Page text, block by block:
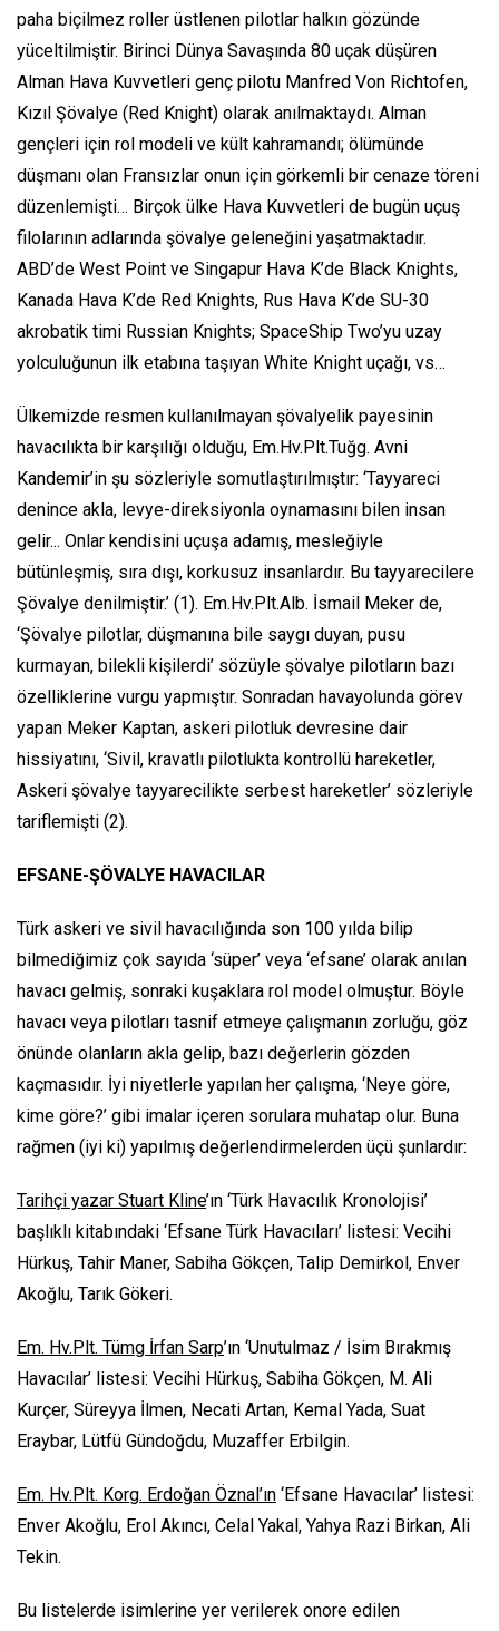
paha biçilmez roller üstlenen pilotlar halkın gözünde
yüceltilmiştir. Birinci Dünya Savaşında 80 uçak düşüren
Alman Hava Kuvvetleri genç pilotu Manfred Von Richtofen,
Kızıl Şövalye (Red Knight) olarak anılmaktaydı. Alman
gençleri için rol modeli ve kült kahramandı; ölümünde
düşmanı olan Fransızlar onun için görkemli bir cenaze töreni
düzenlemişti… Birçok ülke Hava Kuvvetleri de bugün uçuş
filolarının adlarında şövalye geleneğini yaşatmaktadır.
ABD’de West Point ve Singapur Hava K’de Black Knights,
Kanada Hava K’de Red Knights, Rus Hava K’de SU-30
akrobatik timi Russian Knights; SpaceShip Two’yu uzay
yolculuğunun ilk etabına taşıyan White Knight uçağı, vs…
Ülkemizde resmen kullanılmayan şövalyelik payesinin
havacılıkta bir karşılığı olduğu, Em.Hv.Plt.Tuğg. Avni
Kandemir’in şu sözleriyle somutlaştırılmıştır: ‘Tayyareci
denince akla, levye-direksiyonla oynamasını bilen insan
gelir... Onlar kendisini uçuşa adamış, mesleğiyle
bütünleşmiş, sıra dışı, korkusuz insanlardır. Bu tayyarecilere
Şövalye denilmiştir.’ (1). Em.Hv.Plt.Alb. İsmail Meker de,
‘Şövalye pilotlar, düşmanına bile saygı duyan, pusu
kurmayan, bilekli kişilerdi’ sözüyle şövalye pilotların bazı
özelliklerine vurgu yapmıştır. Sonradan havayolunda görev
yapan Meker Kaptan, askeri pilotluk devresine dair
hissiyatını, ‘Sivil, kravatlı pilotlukta kontrollü hareketler,
Askeri şövalye tayyarecilikte serbest hareketler’ sözleriyle
tariflemişti (2).
EFSANE-ŞÖVALYE HAVACILAR
Türk askeri ve sivil havacılığında son 100 yılda bilip
bilmediğimiz çok sayıda ‘süper’ veya ‘efsane’ olarak anılan
havacı gelmiş, sonraki kuşaklara rol model olmuştur. Böyle
havacı veya pilotları tasnif etmeye çalışmanın zorluğu, göz
önünde olanların akla gelip, bazı değerlerin gözden
kaçmasıdır. İyi niyetlerle yapılan her çalışma, ‘Neye göre,
kime göre?’ gibi imalar içeren sorulara muhatap olur. Buna
rağmen (iyi ki) yapılmış değerlendirmelerden üçü şunlardır:
Tarihçi yazar Stuart Kline’ın ‘Türk Havacılık Kronolojisi’
başlıklı kitabındaki ‘Efsane Türk Havacıları’ listesi: Vecihi
Hürkuş, Tahir Maner, Sabiha Gökçen, Talip Demirkol, Enver
Akoğlu, Tarık Gökeri.
Em. Hv.Plt. Tümg İrfan Sarp’ın ‘Unutulmaz / İsim Bırakmış
Havacılar’ listesi: Vecihi Hürkuş, Sabiha Gökçen, M. Ali
Kurçer, Süreyya İlmen, Necati Artan, Kemal Yada, Suat
Eraybar, Lütfü Gündoğdu, Muzaffer Erbilgin.
Em. Hv.Plt. Korg. Erdoğan Öznal’ın ‘Efsane Havacılar’ listesi:
Enver Akoğlu, Erol Akıncı, Celal Yakal, Yahya Razi Birkan, Ali
Tekin.
Bu listelerde isimlerine yer verilerek onore edilen